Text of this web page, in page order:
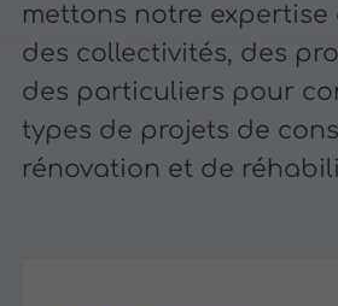
mettons notre expertise
des collectivités, des
des particuliers pour
types de projets de
rénovation et de